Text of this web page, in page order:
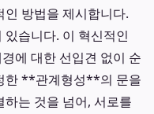
방법을 제시합니다.
습니다. 이 혁신적인
에 대한 선입견 없이 순
한 **관계형성**의 문을
는 것을 넘어, 서로를